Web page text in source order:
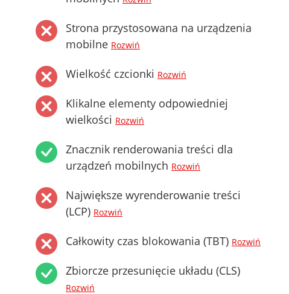
Strona przystosowana na urządzenia
mobilne Rozwiń
Wielkość czcionki Rozwiń
Klikalne elementy odpowiedniej
wielkości Rozwiń
Znacznik renderowania treści dla
urządzeń mobilnych Rozwiń
Największe wyrenderowanie treści
(LCP) Rozwiń
Całkowity czas blokowania (TBT) Rozwiń
Zbiorcze przesunięcie układu (CLS)
Rozwiń